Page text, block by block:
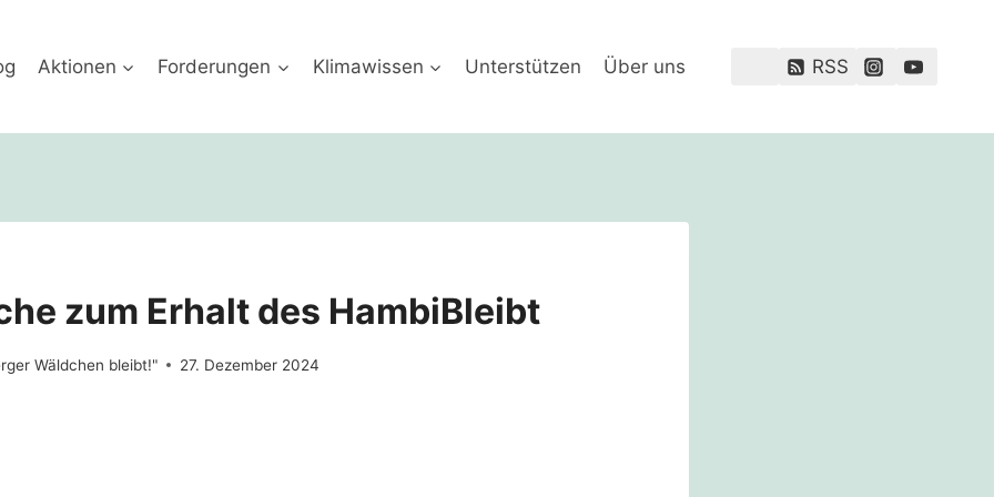
Aktionen Forderungen Klimawissen Unterstützen Über uns RSS
zum Erhalt des HambiBleibt
Wäldchen bleibt!" 27. Dezember 2024